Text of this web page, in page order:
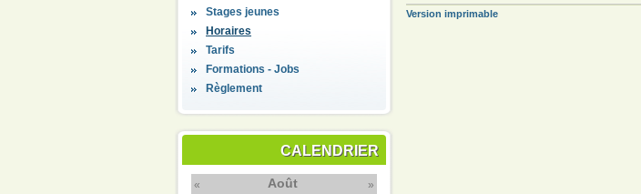
Stages jeunes
Horaires
Tarifs
Formations - Jobs
Règlement
CALENDRIER
« Août
»
Version imprimable